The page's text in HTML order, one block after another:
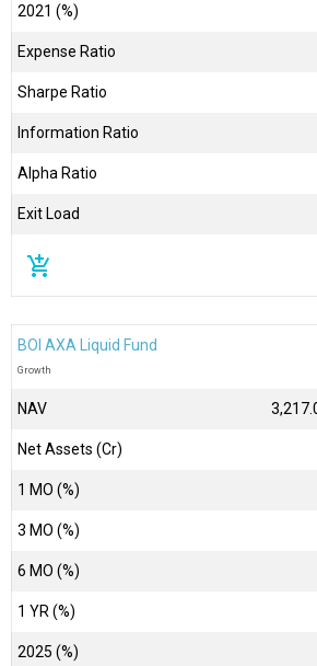
2021 (%)
Expense Ratio
Sharpe Ratio
Information Ratio
Alpha Ratio
Exit Load
add_shopping_cart
BOI AXA Liquid Fund
Growth
NAV
Net Assets (Cr)
1 MO (%)
3 MO (%)
6 MO (%)
1 YR (%)
2025 (%)